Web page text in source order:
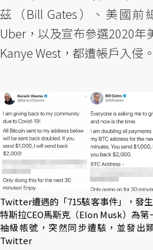
茲（Bill Gates）、美國前
Uber，以及宣布參選2020年
Kanye West，都遭帳戶入侵。
Twitter遭遇的「715駭客事件」，發
特斯拉CEO馬斯克（Elon Musk）為
袖級帳號，突然同步遭駭，並發出
Twitter